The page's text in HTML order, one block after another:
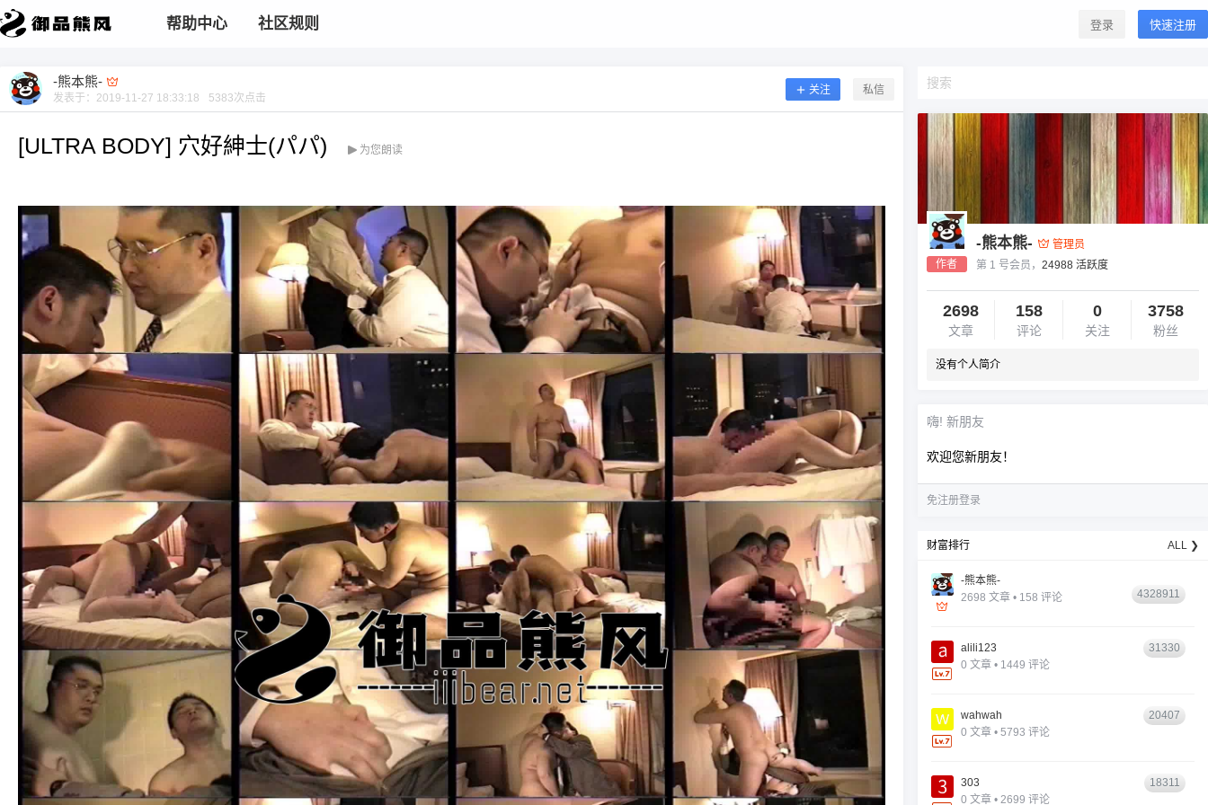
帮助中心 社区规则 登录 快速注册
-熊本熊-
发表于： 2019-11-27 18:33:18 5383次点击
关注 私信
[ULTRA BODY] 穴好紳士(パパ) 为您朗读
作者
-熊本熊-
管理员
第 1 号会员， 24988 活跃度
2698
文章
158
评论
0
关注
3758
粉丝
没有个人简介
嗨! 新朋友
欢迎您新朋友！
免注册登录
财富排行 ALL ❯
-熊本熊-
2698 文章 • 158 评论
4328911
alili123
0 文章 • 1449 评论
31330
wahwah
0 文章 • 5793 评论
20407
303
0 文章 • 2699 评论
18311